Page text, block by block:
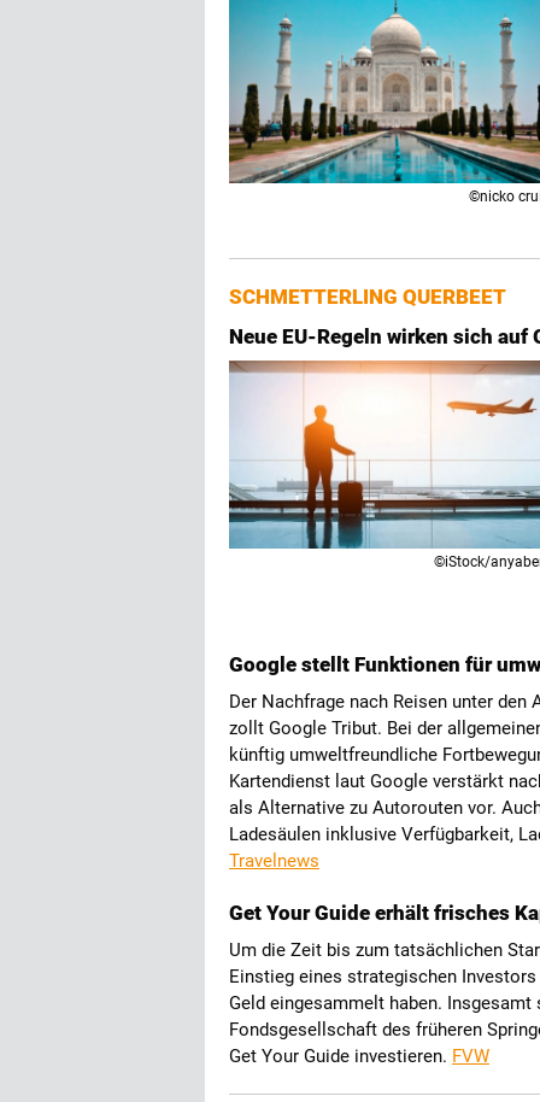
©nicko
SCHMETTERLING QUERBEET
Neue EU-Regeln wirken sich auf
©iStock/
Google stellt Funktionen für
Der Nachfrage nach Reisen unter
zollt Google Tribut. Bei der
künftig umweltfreundliche
Kartendienst laut Google verstärkt
als Alternative zu Autorouten vor.
Ladesäulen inklusive Verfügbarkeit,
Travelnews
Get Your Guide erhält frisches
Um die Zeit bis zum tatsächlichen
Einstieg eines strategischen
Geld eingesammelt haben.
Fondsgesellschaft des früheren
Get Your Guide investieren. FVW